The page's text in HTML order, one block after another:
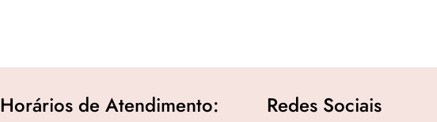
Horários de Atendimento: Redes Sociais